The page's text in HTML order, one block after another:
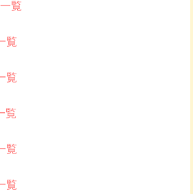
覧
覧
覧
覧
覧
覧